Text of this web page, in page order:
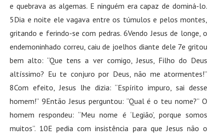
e quebrava as algemas. E ninguém era capaz de dominá-lo.
5Dia e noite ele vagava entre os túmulos e pelos montes,
gritando e ferindo-se com pedras. 6Vendo Jesus de longe, o
endemoninhado correu, caiu de joelhos diante dele 7e gritou
bem alto: “Que tens a ver comigo, Jesus, Filho do Deus
altíssimo? Eu te conjuro por Deus, não me atormentes!”
8Com efeito, Jesus lhe dizia: “Espírito impuro, sai desse
homem!” 9Então Jesus perguntou: “Qual é o teu nome?” O
homem respondeu: “Meu nome é ‘Legião’, porque somos
muitos”. 10E pedia com insistência para que Jesus não o